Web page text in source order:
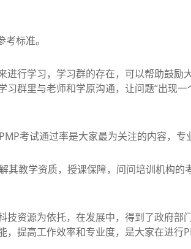
标准。
学习，学习群的存在，可以帮助鼓励
群里与老师和学原沟通，让问题“出现
考试通过率是大家最为关注的内容，专
教学资质，授课保障，问问培训机构的
资源为依托，在发展中，得到了政府部
提高工作效率和专业度，是大家在进行